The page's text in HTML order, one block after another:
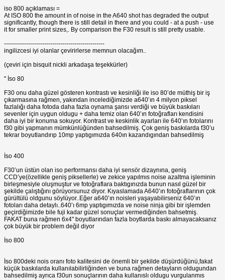
iso 800 açıklaması =
At ISO 800 the amount in of noise in the A640 shot has degraded the output
significantly, though there is still detail in there and you could - at a push - use
it for smaller print sizes,. By comparison the F30 result is still pretty usable.
--------------------------------------------------
ingilizcesi iyi olanlar çevirirlerse memnun olacağım..
(çeviri için bisquit nickli arkadaşa teşekkürler)
" İso 80
F30 onu daha güzel gösteren kontrastı ve kesinliği ile iso 80’de müthiş bir iş
çıkarmasına rağmen, yakından incelediğimizde a640’ın 4 milyon piksel
fazlalığı daha fotoda daha fazla oynama şansı verdiği ve büyük baskıları
sevenler için uygun oldugu + daha temiz olan 640’ın fotoğrafları kendisini
daha iyi bir konuma sokuyor. Kontrast ve keskinlik ayarları ile 640’ın fotolarını
f30 gibi yapmanın mümkünlüğünden bahsedilmiş. Çok geniş baskılarda f30’u
tekrar boyutlandırıp 10mp yaptıgımızda 640ın kazandıgından bahsedilmiş
İso 400
F30’un üstün olan iso performansı daha iyi sensör dizaynına, geniş
CCD’ye(özellikle geniş piksellerle) ve zekice yapılmıs noise azaltma işleminin
birleşmesiyle oluşmuştur ve fotoğraflara baktıgınızda bunun nasıl güzel bir
şekilde çalıştığını görüyorsunuz diyor. Kıyaslamada A640’ın fotoğraflarının çok
gürültülü oldgunu söylüyor..Eğer a640’ın noisleri yaşayabilirseniz 640’ın
fotoları daha detaylı..640’ı 6mp yaptıgımızda ve noise ninja gibi bir işlemden
geçirdiğimizde bile fuji kadar güzel sonuçlar vermediğinden bahsetmiş.
FAKAT buna rağmen 6x4" boyutlarından fazla boytlarda baskı almayacaksanız
çok büyük bir problem değil diyor
İso 800
İso 800deki nois oranı foto kalitesini de önemli bir şekilde düşürdüğünü,fakat
küçük baskılarda kullanılabilirliğinden ve buna rağmen detayların oldugundan
bahsedilmiş ayrıca f30un sonuçlarının daha kullanıslı oldugu vurgulanmıs